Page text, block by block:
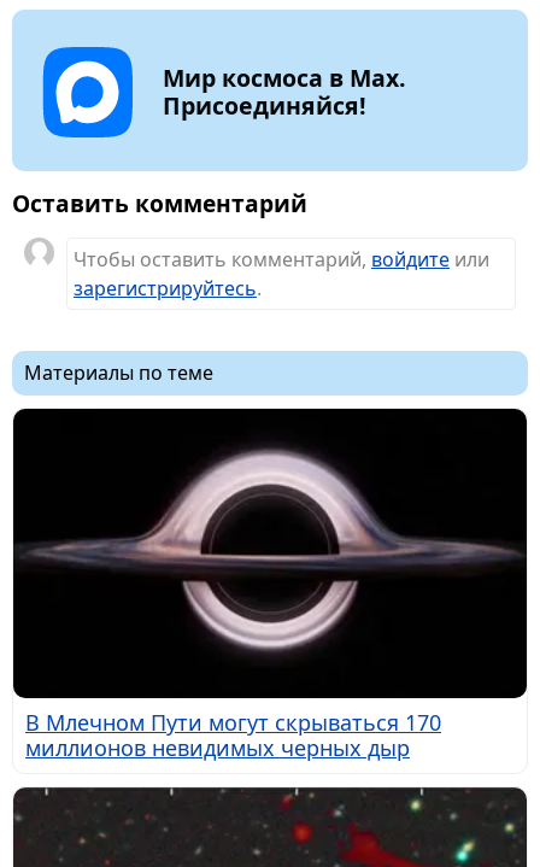
Мир космоса в Max.
Присоединяйся!
Оставить комментарий
Чтобы оставить комментарий, войдите или
зарегистрируйтесь.
Материалы по теме
В Млечном Пути могут скрываться 170
миллионов невидимых черных дыр